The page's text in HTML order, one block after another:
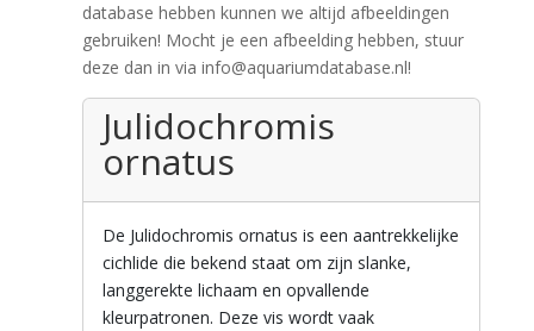
database hebben kunnen we altijd afbeeldingen
gebruiken! Mocht je een afbeelding hebben, stuur
deze dan in via info@aquariumdatabase.nl!
Julidochromis
ornatus
De Julidochromis ornatus is een aantrekkelijke
cichlide die bekend staat om zijn slanke,
langgerekte lichaam en opvallende
kleurpatronen. Deze vis wordt vaak